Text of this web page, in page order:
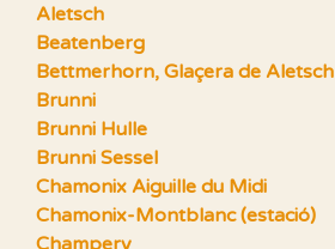
Aletsch
Beatenberg
Bettmerhorn, Glaçera de Aletsch
Brunni
Brunni Hulle
Brunni Sessel
Chamonix Aiguille du Midi
Chamonix-Montblanc (estació)
Champery